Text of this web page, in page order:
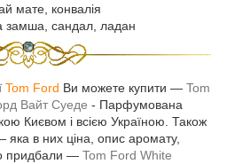
мате, конвалія
замша, сандал, ладан
Tom Ford Ви можете купити — Tom
Вайт Суеде - Парфумована
Києвом і всією Україною. Також
яка в них ціна, опис аромату,
придбали — Tom Ford White